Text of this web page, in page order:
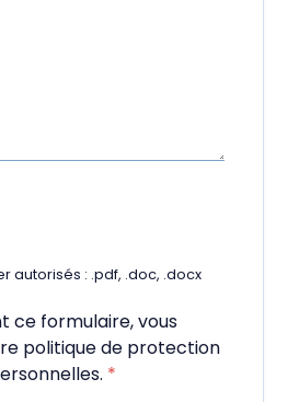
autorisés : .pdf, .doc, .docx
ce formulaire, vous
politique de protection
*